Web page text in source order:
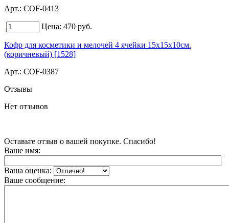
Арт.: COF-0413
Цена: 470 руб.
Кофр для косметики и мелочей 4 ячейки 15х15х10см.
(коричневый) [1528]
Арт.: COF-0387
Отзывы
Нет отзывов
Оставьте отзыв о вашей покупке. Спасибо!
Ваше имя:
Ваша оценка:
Ваше сообщение: